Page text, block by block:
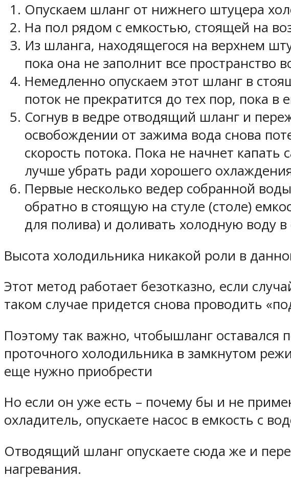
Опускаем шланг от нижнего штуцера
На пол рядом с емкостью, стоящей на
Из шланга, находящегося на верхнем
пока она не заполнит все
Немедленно опускаем этот шланг в
поток не прекратится до тех пор, пока
Согнув в ведре отводящий шланг и
освобождении от зажима вода снова
скорость потока. Пока не начнет
лучше убрать ради хорошего
Первые несколько ведер собранной
обратно в стоящую на стуле (столе)
для полива) и доливать холодную воду
Высота холодильника никакой роли в
Этот метод работает безотказно, если
таком случае придется снова проводить
Поэтому так важно, чтобышланг
проточного холодильника в замкнутом
еще нужно приобрести
Но если он уже есть – почему бы и не
охладитель, опускаете насос в емкость с
Отводящий шланг опускаете сюда же и
нагревания.